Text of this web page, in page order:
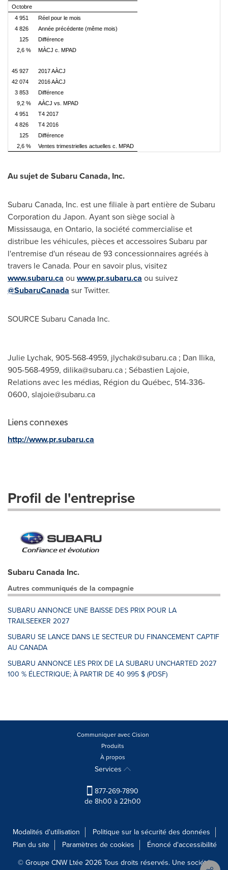
Octobre
4 951
Réel pour le mois
4 826
Année précédente (même mois)
125
Différence
2,6 %
MÀCJ c. MPAD
45 927
2017 AÀCJ
42 074
2016 AÀCJ
3 853
Différence
9,2 %
AÀCJ vs. MPAD
4 951
T4 2017
4 826
T4 2016
125
Différence
2,6 %
Ventes trimestrielles actuelles c. MPAD
Au sujet deSubaru Canada, Inc.
Subaru Canada, Inc. est une filiale à part entière de Subaru
Corporation du Japon. Ayant son siège social à
Mississauga, en Ontario, la société commercialise et
distribue les véhicules, pièces et accessoires Subaru par
l'entremise d'un réseau de 93 concessionnaires agréés à
travers le Canada. Pour en savoir plus, visitez
www.subaru.ca ou www.pr.subaru.ca ou suivez
@SubaruCanada sur Twitter.
SOURCE Subaru Canada Inc.
Julie Lychak, 905-568-4959, jlychak@subaru.ca ; Dan Ilika,
905-568-4959, dilika@subaru.ca ; Sébastien Lajoie,
Relations avec les médias, Région du Québec, 514-336-
0600, slajoie@subaru.ca
Liens connexes
http://www.pr.subaru.ca
Profil de l'entreprise
Subaru Canada Inc.
Autres communiqués de la compagnie
SUBARU ANNONCE UNE BAISSE DES PRIX POUR LA
TRAILSEEKER 2027
SUBARU SE LANCE DANS LE SECTEUR DU FINANCEMENT CAPTIF
AU CANADA
SUBARU ANNONCE LES PRIX DE LA SUBARU UNCHARTED 2027
100 % ÉLECTRIQUE; À PARTIR DE 40 995 $ (PDSF)
Communiquer avec Cision
Produits
À propos
Services
877-269-7890
de 8h00 à 22h00
Modalités d'utilisation
Politique sur la sécurité des données
Plan du site
Paramètres de cookies
Énoncé d'accessibilité
© Groupe CNW Ltée 2026 Tous droits réservés. Une société